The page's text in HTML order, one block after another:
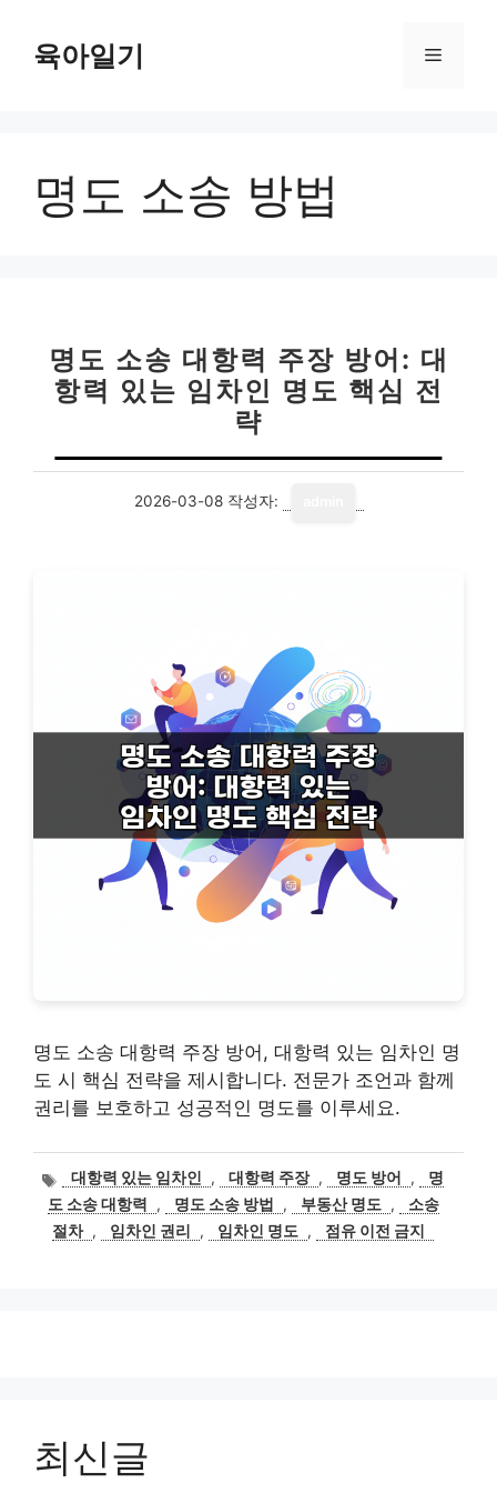
육아일기 메
명도 소송 방법
명도 소송 대항력 주장 방어: 대
항력 있는 임차인 명도 핵심 전
략
2026-03-08 작성자:
명도 소송 대항력 주장 방어, 대항력 있는 임차인 명
도 시 핵심 전략을 제시합니다. 전문가 조언과 함께
권리를 보호하고 성공적인 명도를 이루세요.
태
그
대항력 있는 임차인 , 대항력 주장 , 명도 방어 ,
명
도 소송 대항력
, 명도 소송 방법 , 부동산 명도 ,
소송
절차 , 임차인 권리 , 임차인 명도 , 점유 이전 금지
최신글